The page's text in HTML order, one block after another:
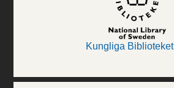
Kungliga Biblioteket